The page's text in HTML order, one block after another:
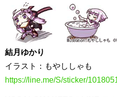
結月ゆかり
イラスト：もやししゃも
https://line.me/S/sticker/1018051